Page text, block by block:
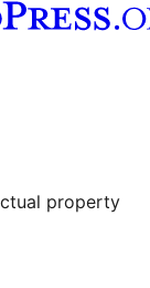
property